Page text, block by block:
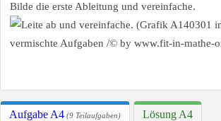
Bilde die erste Ableitung und vereinfache.
Aufgabe A4 (9 Teilaufgaben) Lösung A4